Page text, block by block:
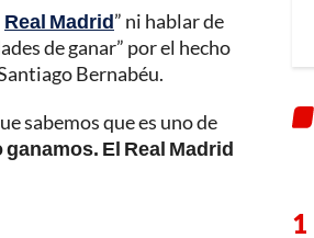
Real Madrid” ni hablar de
de ganar” por el hecho
Bernabéu.
sabemos que es uno de
El Real Madrid